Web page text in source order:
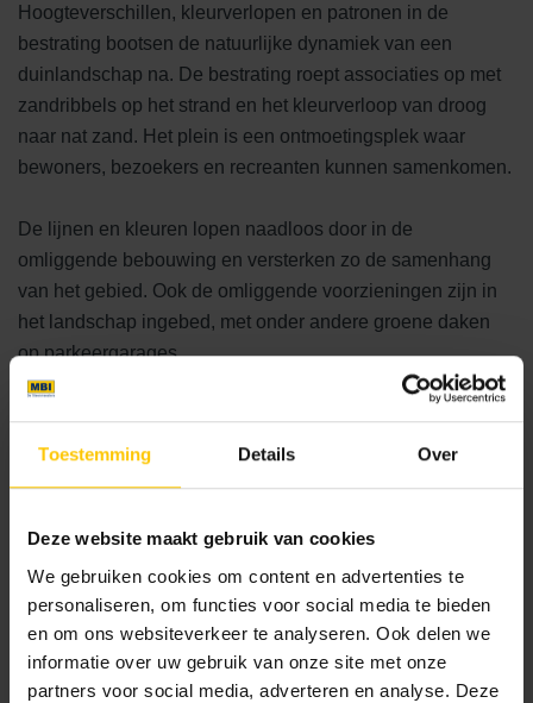
Toestemming Details Over
Deze website maakt gebruik van cookies
We gebruiken cookies om content en advertenties te
personaliseren, om functies voor social media te bieden
en om ons websiteverkeer te analyseren. Ook delen we
informatie over uw gebruik van onze site met onze
partners voor social media, adverteren en analyse. Deze
Hoogteverschillen, kleurverlopen en patronen in de
bestrating bootsen de natuurlijke dynamiek van een
duinlandschap na. De bestrating roept associaties op met
zandribbels op het strand en het kleurverloop van droog
naar nat zand. Het plein is een ontmoetingsplek waar
bewoners, bezoekers en recreanten kunnen samenkomen.
De lijnen en kleuren lopen naadloos door in de
omliggende bebouwing en versterken zo de samenhang
van het gebied. Ook de omliggende voorzieningen zijn in
het landschap ingebed, met onder andere groene daken
op parkeergarages.
Tussen stad en natuur
Terwijl bewoners genieten van de rust en ruimte van hun
omgeving, biedt het gebied bij helder zicht ook uitzicht op
Amsterdam. Zo vormt Plan DUIN een unieke combinatie
van stedelijke bereikbaarheid en landschappelijke
beleving, een plek waar architectuur en natuur elkaar
versterken.